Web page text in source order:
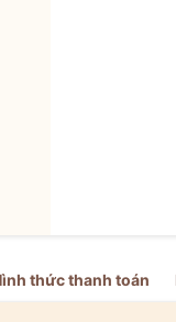
thức thanh toán